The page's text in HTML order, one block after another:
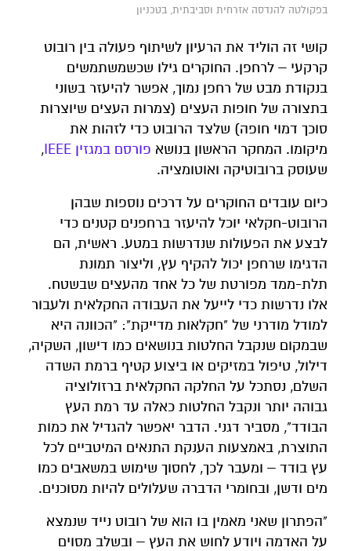
בפקולטה להנדסה אזרחית וסביבתית, בטכניון
קושי זה הוליד את הרעיון לשיתוף פעולה בין רובוט
קרקעי – לרחפן. החוקרים גילו שכשמשתמשים
בנקודת מבט של רחפן נמוך, אפשר להיעזר בשוני
בתצורה של חופות העצים (צמרות העצים שיוצרות
סוכך דמוי חופה) שלצד הרובוט כדי לזהות את
מיקומו. המחקר הראשון בנושא פורסם במגזין IEEE
,
שעוסק ברובוטיקה ואוטומציה.
כיום עובדים החוקרים על דרכים נוספות שבהן
הרובוט-חקלאי יוכל להיעזר ברחפנים קטנים כדי
לבצע את הפעולות שנדרשות במטע. ראשית, הם
הדגימו שרחפן יכול להקיף עץ, וליצור תמונת
תלת-ממד מפורטת של כל אחד מהעצים שבשטח.
אלו נדרשות כדי לייעל את העבודה החקלאית ולעבור
למודל מודרני של "חקלאות מדייקת": "הכוונה היא
שבמקום שנקבל החלטות בנושאים כמו דישון, השקיה,
דילול, טיפול במזיקים או ביצוע קטיף ברמת השדה
השלם, נסתכל על החלקה החקלאית ברזולוציה
גבוהה יותר ונקבל החלטות כאלה עד רמת העץ
הבודד", מסביר דגני. הדבר יאפשר להגדיל את כמות
התוצרת, באמצעות הענקת התנאים המיטביים לכל
עץ בודד – ומעבר לכך, לחסוך שימוש במשאבים כמו
מים ודשן, ובחומרי הדברה שעלולים להיות מסוכנים.
"הפתרון שאני מאמין בו הוא של רובוט נייד שנמצא
על האדמה ויודע לחוש את העץ – ובשלב מסוים